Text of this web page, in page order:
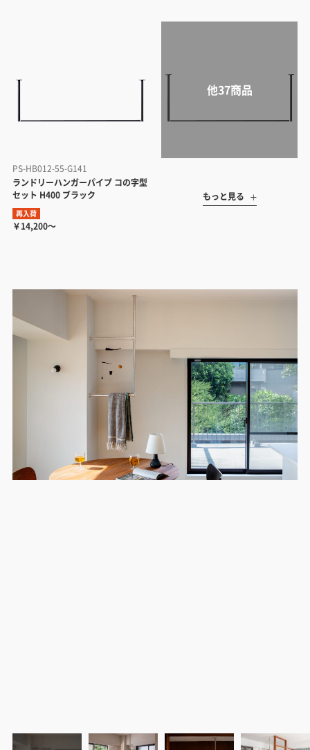
PS-HB012-55-G141
ランドリーハンガーパイプ コの字型
セット H400 ブラック
再入荷
￥14,200～
もっと見る